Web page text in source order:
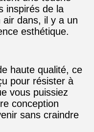
inspirés de la
air dans, il y a un
esthétique.
haute qualité, ce
pour résister à
vous puissiez
conception
sans craindre